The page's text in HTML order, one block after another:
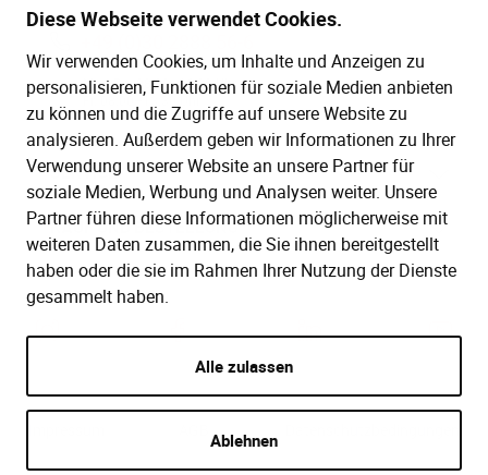
Diese Webseite verwendet Cookies.
Wir verwenden Cookies, um Inhalte und Anzeigen zu
personalisieren, Funktionen für soziale Medien anbieten
zu können und die Zugriffe auf unsere Website zu
analysieren. Außerdem geben wir Informationen zu Ihrer
Verwendung unserer Website an unsere Partner für
soziale Medien, Werbung und Analysen weiter. Unsere
Partner führen diese Informationen möglicherweise mit
weiteren Daten zusammen, die Sie ihnen bereitgestellt
haben oder die sie im Rahmen Ihrer Nutzung der Dienste
gesammelt haben.
Alle zulassen
Ablehnen
Mo.–Do. 08:00–16:00 Uhr
Fr. 08:00–13:30 Uhr
SERVICE
Hilfe (FAQ)
Gesetze
Kontakt
KAUF UND BESTELLUNG
Versand und Lieferung